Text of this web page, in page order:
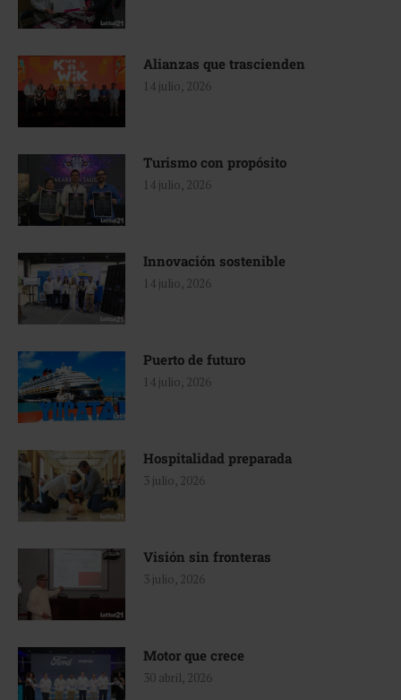
Alianzas que trascienden
14 julio, 2026
Turismo con propósito
14 julio, 2026
Innovación sostenible
14 julio, 2026
Puerto de futuro
14 julio, 2026
Hospitalidad preparada
3 julio, 2026
Visión sin fronteras
3 julio, 2026
Motor que crece
30 abril, 2026